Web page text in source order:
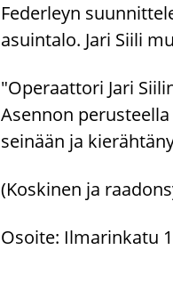
Federleyn
asuintalo. Jari Siili
"Operaattori Jari
Asennon
seinään ja
(Koskinen ja
Osoite: Ilmarinkatu